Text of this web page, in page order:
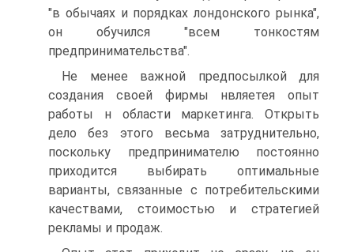
"в обычаях и порядках лондонского рынка",
он обучился "всем тонкостям
предпринимательства".
Не менее важной предпосылкой для
создания своей фирмы нвляетея опыт
работы н области маркетинга. Открыть
дело без этого весьма затруднительно,
поскольку предпринимателю постоянно
приходится выбирать оптимальные
варианты, связанные с потребительскими
качествами, стоимостью и стратегией
рекламы и продаж.